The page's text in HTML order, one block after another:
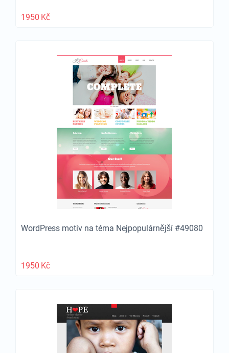
1950 Kč
WordPress motiv na téma Nejpopulárnější #49080
1950 Kč